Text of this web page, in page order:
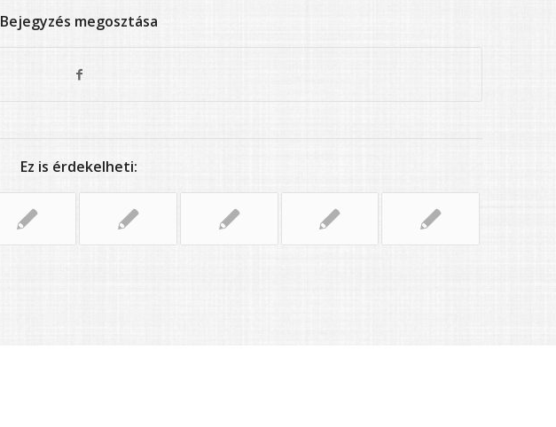
Bejegyzés megosztása
Ez is érdekelheti: